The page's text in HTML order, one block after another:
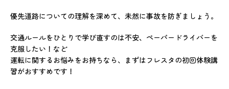
優先道路についての理解を深めて、未然に事故を防ぎましょう。
交通ルールをひとりで学び直すのは不安、ペーパードライバーを
克服したい！など
運転に関するお悩みをお持ちなら、まずはフレスタの初回体験講
習がおすすめです！